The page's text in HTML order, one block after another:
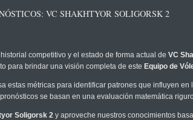
VC SHAKHTYOR SOLIGORSK 2
competitivo y el estado de forma actual de VC
para brindar una visión completa de este Equipo de
estas métricas para identificar patrones que influyen
se basan en una evaluación matemática
Soligorsk 2 y aproveche nuestros conocimientos